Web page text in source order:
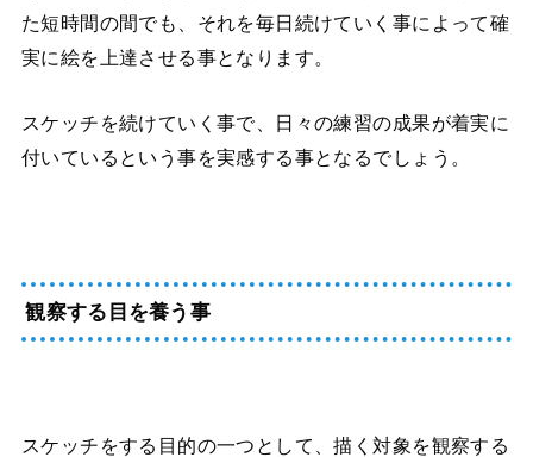
た短時間の間でも、それを毎日続けていく事によって確
実に絵を上達させる事となります。
スケッチを続けていく事で、日々の練習の成果が着実に
付いているという事を実感する事となるでしょう。
観察する目を養う事
スケッチをする目的の一つとして、描く対象を観察する